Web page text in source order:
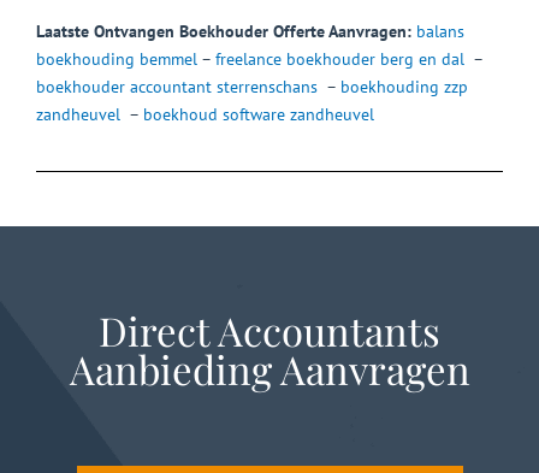
Laatste Ontvangen Boekhouder Offerte Aanvragen: balans
boekhouding bemmel – freelance boekhouder berg en dal –
boekhouder accountant sterrenschans – boekhouding zzp
zandheuvel – boekhoud software zandheuvel
Direct Accountants
Aanbieding Aanvragen